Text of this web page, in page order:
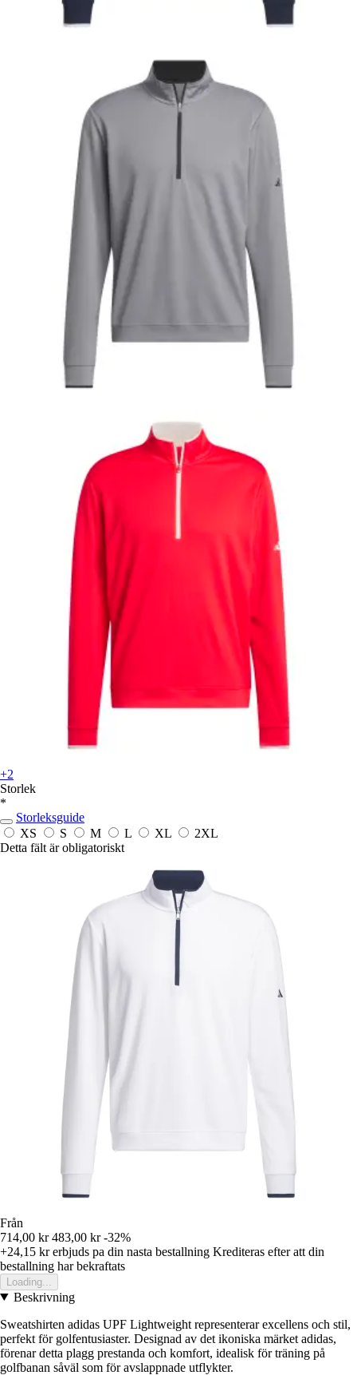
+2
Storlek
*
Storleksguide
XS
S M L XL
2XL
Detta fält är obligatoriskt
Från
714,00 kr 483,00 kr -32%
+24,15 krerbjuds pa din nasta bestallning Krediteras efter att din
bestallning har bekraftats
Loading...
Beskrivning
Sweatshirten adidas UPF Lightweight representerar excellens och stil,
perfekt för golfentusiaster. Designad av det ikoniska märket adidas,
förenar detta plagg prestanda och komfort, idealisk för träning på
golfbanan såväl som för avslappnade utflykter.